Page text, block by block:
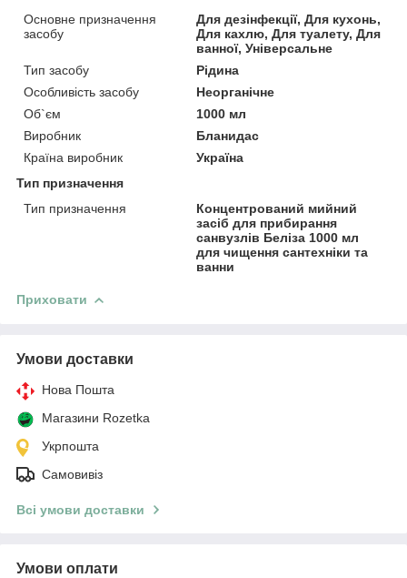
Основне призначення
засобу
Для дезінфекції, Для кухонь,
Для кахлю, Для туалету, Для
ванної, Універсальне
Тип засобу
Рідина
Особливість засобу
Неорганічне
Об`єм
1000 мл
Виробник
Бланидас
Країна виробник
Україна
Тип призначення
Тип призначення
Концентрований мийний
засіб для прибирання
санвузлів Беліза 1000 мл
для чищення сантехніки та
ванни
Приховати
Умови доставки
Нова Пошта
Магазини Rozetka
Укрпошта
Самовивіз
Всі умови доставки
Умови оплати